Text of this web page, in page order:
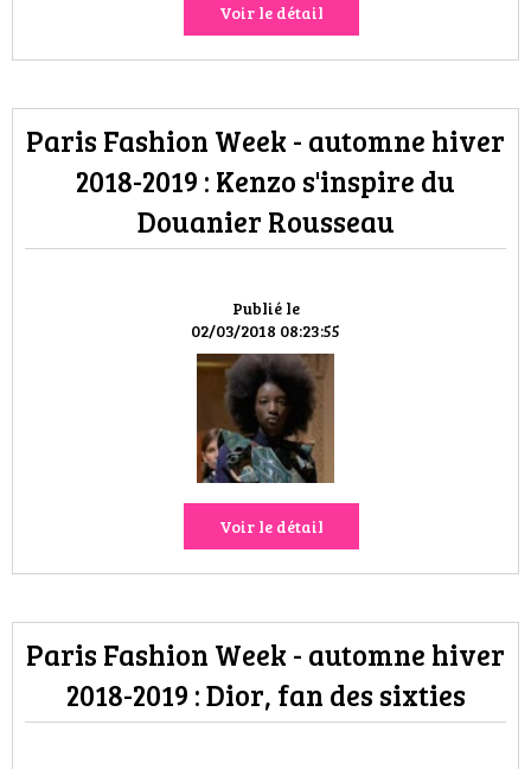
Voir le détail
Publié le
02/03/2018 08:23:55
Paris Fashion Week - automne hiver
2018-2019 : Kenzo s'inspire du
Douanier Rousseau
Voir le détail
Paris Fashion Week - automne hiver
2018-2019 : Dior, fan des sixties